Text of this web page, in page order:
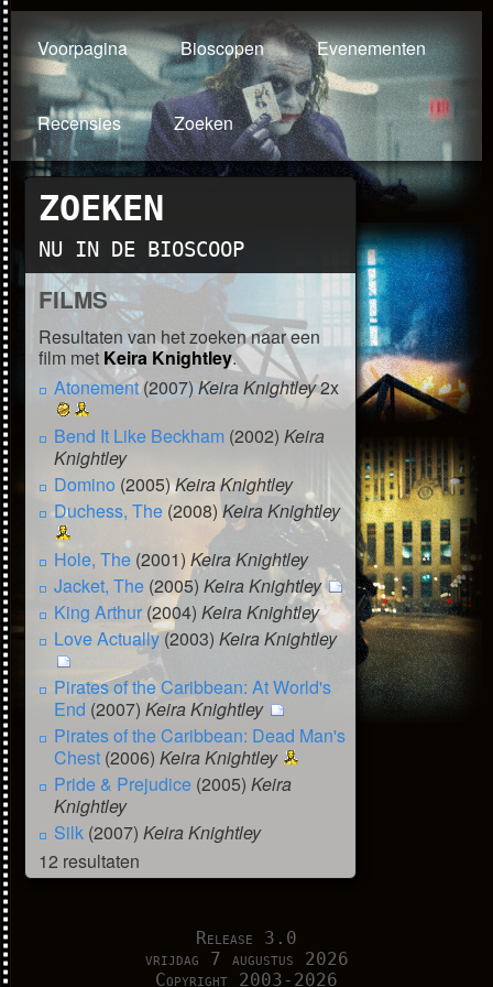
Voorpagina Bioscopen Evenementen
Recensies Zoeken
ZOEKEN
NU IN DE BIOSCOOP
FILMS
Resultaten van het zoeken naar een
film met Keira Knightley.
Atonement(2007)Keira Knightley2x
Bend It Like Beckham (2002) Keira
Knightley
Domino (2005)Keira Knightley
Duchess, The (2008)Keira Knightley
Hole, The (2001) Keira Knightley
Jacket, The (2005) Keira Knightley
King Arthur(2004) Keira Knightley
Love Actually(2003) Keira Knightley
Pirates of the Caribbean: At World's
End (2007) Keira Knightley
Pirates of the Caribbean: Dead Man's
Chest (2006) Keira Knightley
Pride & Prejudice (2005) Keira
Knightley
Silk (2007) Keira Knightley
12 resultaten
Release 3.0
vrijdag 7 augustus 2026
Copyright 2003-2026